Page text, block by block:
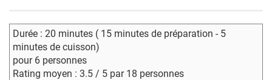
Durée : 20 minutes ( 15 minutes de préparation - 5
minutes de cuisson)
pour 6 personnes
Rating moyen : 3.5 / 5 par 18 personnes